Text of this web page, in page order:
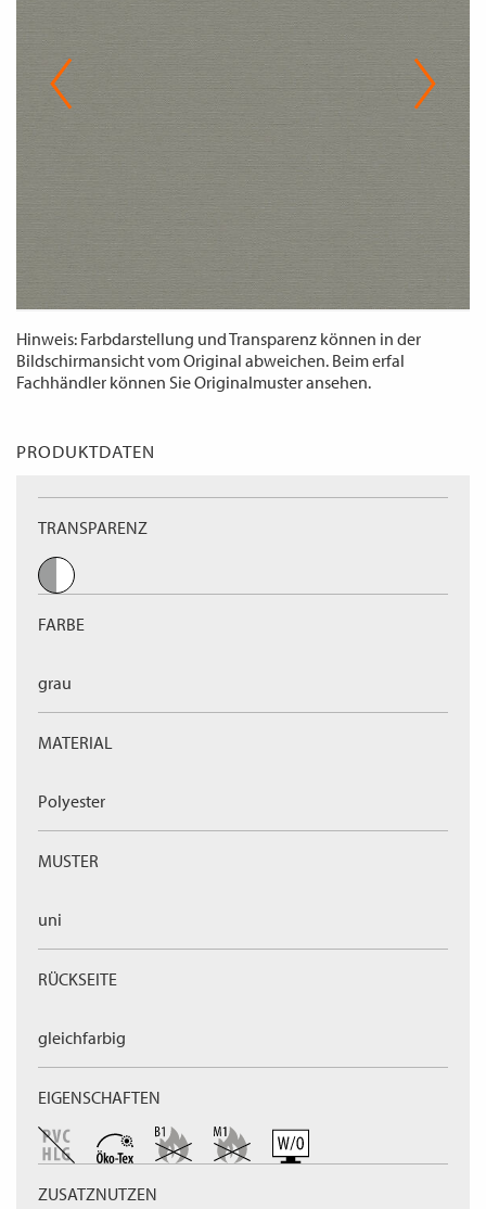
WECHSELN
Hinweis: Farbdarstellung und Transparenz können in der
Bildschirmansicht vom Original abweichen. Beim erfal
Fachhändler können Sie Originalmuster ansehen.
PRODUKTDATEN
TRANSPARENZ
FARBE
grau
MATERIAL
Polyester
MUSTER
uni
RÜCKSEITE
gleichfarbig
EIGENSCHAFTEN
ZUSATZNUTZEN